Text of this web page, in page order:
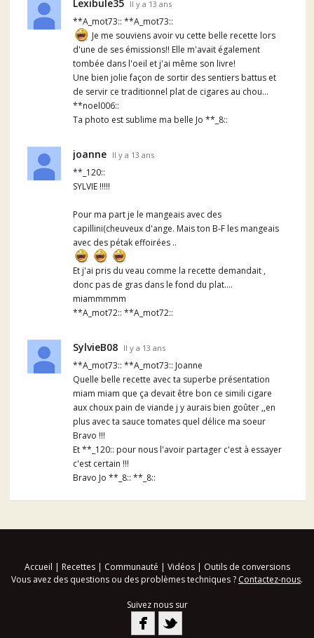
Lexibule35 Il y a 13 ans
**A_mot73:: **A_mot73::
Je me souviens avoir vu cette belle recette lors
d'une de ses émissions!! Elle m'avait également
tombée dans l'oeil et j'ai même son livre!
Une bien jolie façon de sortir des sentiers battus et
de servir ce traditionnel plat de cigares au chou...
**noel006::
Ta photo est sublime ma belle Jo **_8::
joanne Il y a 13 ans
**_120::
SYLVIE !!!!!
Pour ma part je le mangeais avec des
capillini(cheuveux d'ange. Mais ton B-F les mangeais
avec des pétak effoirées ..
Et j'ai pris du veau comme la recette demandait ,
donc pas de gras dans le fond du plat....
miammmmm
**A_mot72:: **A_mot72::
SylvieB08 Il y a 13 ans
**A_mot73:: **A_mot73:: Joanne
Quelle belle recette avec ta superbe présentation
miam miam que ça devait être bon ce simili cigare
aux choux pain de viande j y aurais bien goûter ,,en
plus avec ta sauce tomates quel délice ma soeur
Bravo !!!
Et **_120:: pour nous l'avoir partager c'est à essayer
c'est certain !!!
Bravo Jo **_8:: **_8::
Accueil | Recettes| Communauté | Vidéos| Outils de conversions
Vous avez des questions ou des problèmes techniques ? Contactez-nous.
Suivez nous sur